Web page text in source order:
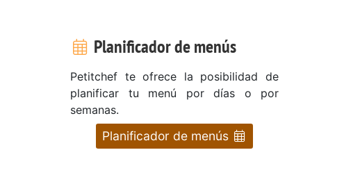
Planificador de menús
Petitchef te ofrece la posibilidad de
planificar tu menú por días o por
semanas.
Planificador de menús